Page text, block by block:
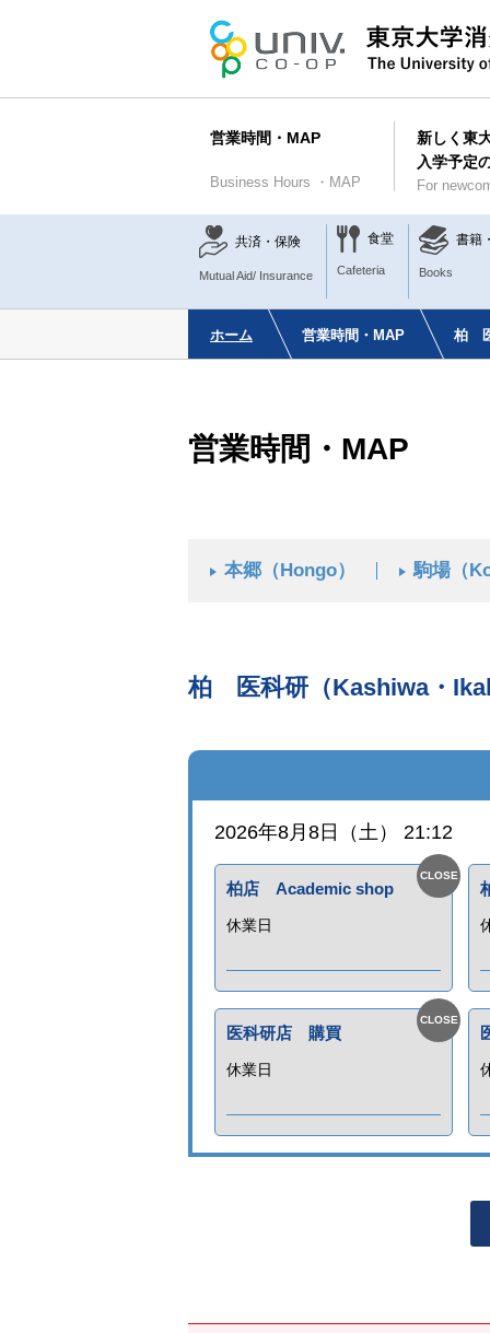
営業時間・MAP
Business Hours ・MAP
新しく東
入学予定
For
共済・保険
Mutual Aid/ Insurance
食堂
Cafeteria
書籍
Books
ホーム 営業時間・MAP 柏
営業時間・MAP
本郷（Hongo） 駒場（
柏 医科研（Kashiwa・
2026年8月8日（土） 21:12
柏店 Academic shop
休業日
医科研店 購買
休業日